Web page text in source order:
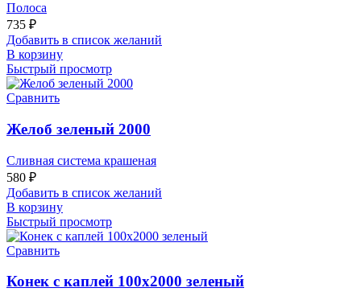
Полоса
735 ₽
Добавить в список желаний
В корзину
Быстрый просмотр
Сравнить
Желоб зеленый 2000
Сливная система крашеная
580 ₽
Добавить в список желаний
В корзину
Быстрый просмотр
Сравнить
Конек с каплей 100х2000 зеленый